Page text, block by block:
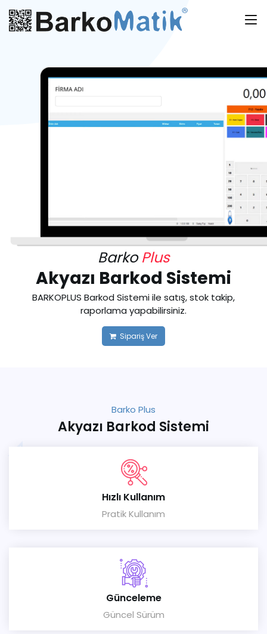
BarkoPlus
Akyazı Barkod Sistemi
BARKOPLUS Barkod Sistemi ile satış, stok takip,
raporlama yapabilirsiniz.
Sipariş Ver
Barko Plus
Akyazı Barkod Sistemi
Hızlı Kullanım
Pratik Kullanım
Günceleme
Güncel Sürüm